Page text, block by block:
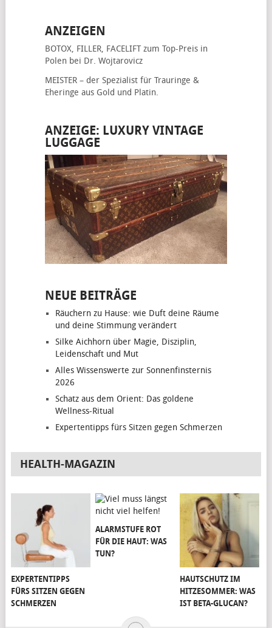
ANZEIGEN
BOTOX, FILLER, FACELIFTzum Top-Preis in
Polen bei Dr. Wojtarovicz
MEISTER – der Spezialist für Trauringe &
Eheringe aus Gold und Platin.
ANZEIGE: LUXURY VINTAGE
LUGGAGE
NEUE BEITRÄGE
Räuchern zu Hause: wie Duft deine Räume
und deine Stimmung verändert
Silke Aichhorn über Magie, Disziplin,
Leidenschaft und Mut
Alles Wissenswerte zur Sonnenfinsternis
2026
Schatz aus dem Orient: Das goldene
Wellness-Ritual
Expertentipps fürs Sitzen gegen Schmerzen
HEALTH-MAGAZIN
EXPERTENTIPPS
FÜRS SITZEN GEGEN
SCHMERZEN
ALARMSTUFE ROT
FÜR DIE HAUT: WAS
TUN?
HAUTSCHUTZ IM
HITZESOMMER: WAS
IST BETA-GLUCAN?